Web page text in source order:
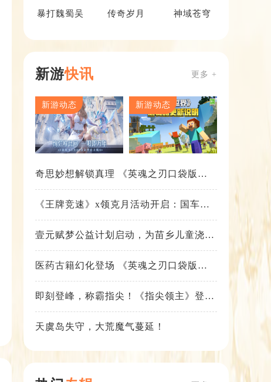
暴打魏蜀吴 传奇岁月 神域苍穹
新游快讯 更多 +
新游动态 新游动态
奇思妙想解锁真理 《英魂之刃口袋版》
《王牌竞速》x领克月活动开启：国车喜
壹元赋梦公益计划启动，为苗乡儿童浇筑
医药古籍幻化登场 《英魂之刃口袋版》
即刻登峰，称霸指尖！《指尖领主》登峰
天虞岛失守，大荒魔气蔓延！